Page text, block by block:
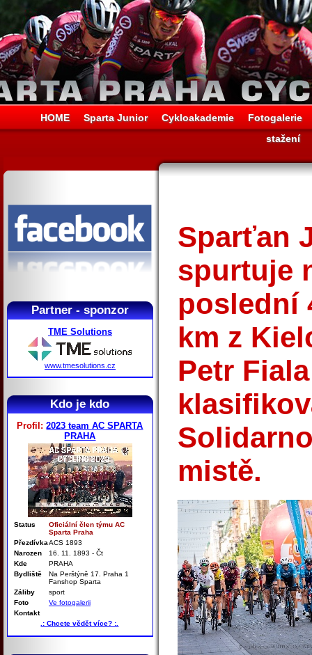
HOME Sparta Junior Cykloakademie
Fotogalerie
stažení
Partner - sponzor
TME Solutions
www.tmesolutions.cz
Kdo je kdo
Profil:2023 team AC SPARTA
PRAHA
Status
Oficiální člen týmu AC
Sparta Praha
PřezdívkaACS 1893
Narozen
16. 11. 1893 - Čt
Kde
PRAHA
Bydliště
Na Perštýně 17. Praha 1
Fanshop Sparta
Záliby
sport
Foto
Ve fotogalerii
Kontakt
.: Chcete vědět více? :.
Sparťan
spurtuje
poslední
km z
Petr
mistě.